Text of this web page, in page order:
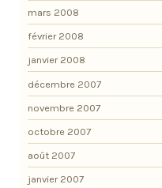
mars 2008
février 2008
janvier 2008
décembre 2007
novembre 2007
octobre 2007
août 2007
janvier 2007